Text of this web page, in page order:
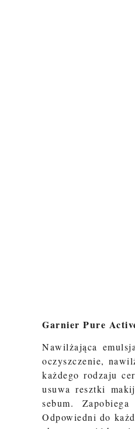
Garnier Pure
Nawilżająca
oczyszczenie,
każdego rodzaju
usuwa resztki
sebum.
Odpowiedni do